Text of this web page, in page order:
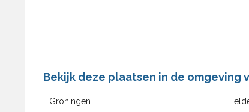
Bekijk deze plaatsen in de omgeving
Groningen